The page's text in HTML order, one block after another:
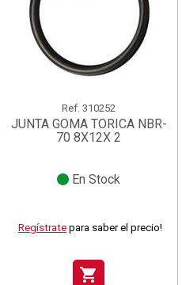
Ref. 310252
JUNTA GOMA TORICA NBR-
70 8X12X 2
En Stock
Regístrate para saber el precio!
shopping_cart